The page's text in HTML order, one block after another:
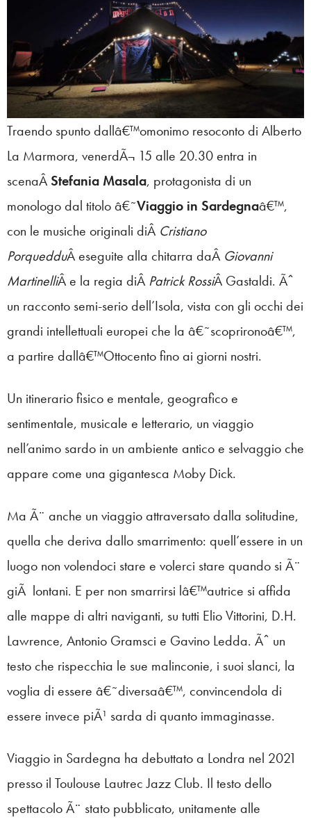
Traendo spunto dallâ€™omonimo resoconto di Alberto
La Marmora, venerdÃ¬ 15 alle 20.30 entra in
scenaÂ Stefania Masala, protagonista di un
monologo dal titolo â€˜Viaggio in Sardegnaâ€™,
con le musiche originali diÂ Cristiano
PorquedduÂ eseguite alla chitarra daÂ Giovanni
MartinelliÂ e la regia diÂ Patrick RossiÂ Gastaldi. Ãˆ
un racconto semi-serio dell’Isola, vista con gli occhi dei
grandi intellettuali europei che la â€˜scoprironoâ€™,
a partire dallâ€™Ottocento fino ai giorni nostri.
Un itinerario fisico e mentale, geografico e
sentimentale, musicale e letterario, un viaggio
nell’animo sardo in un ambiente antico e selvaggio che
appare come una gigantesca Moby Dick.
Ma Ã¨ anche un viaggio attraversato dalla solitudine,
quella che deriva dallo smarrimento: quell’essere in un
luogo non volendoci stare e volerci stare quando si Ã¨
giÃ lontani. E per non smarrirsi lâ€™autrice si affida
alle mappe di altri naviganti, su tutti Elio Vittorini, D.H.
Lawrence, Antonio Gramsci e Gavino Ledda. Ãˆ un
testo che rispecchia le sue malinconie, i suoi slanci, la
voglia di essere â€˜diversaâ€™, convincendola di
essere invece piÃ¹ sarda di quanto immaginasse.
Viaggio in Sardegna ha debuttato a Londra nel 2021
presso il Toulouse Lautrec Jazz Club. Il testo dello
spettacolo Ã¨ stato pubblicato, unitamente alle